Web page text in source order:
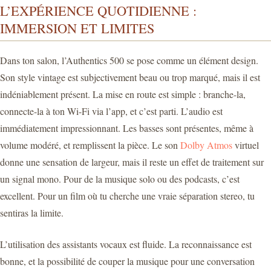
L’EXPÉRIENCE QUOTIDIENNE :
IMMERSION ET LIMITES
Dans ton salon, l’Authentics 500 se pose comme un élément design.
Son style vintage est subjectivement beau ou trop marqué, mais il est
indéniablement présent. La mise en route est simple : branche-la,
connecte-la à ton Wi-Fi via l’app, et c’est parti. L’audio est
immédiatement impressionnant. Les basses sont présentes, même à
volume modéré, et remplissent la pièce. Le sonDolby Atmosvirtuel
donne une sensation de largeur, mais il reste un effet de traitement sur
un signal mono. Pour de la musique solo ou des podcasts, c’est
excellent. Pour un film où tu cherche une vraie séparation stereo, tu
sentiras la limite.
L’utilisation des assistants vocaux est fluide. La reconnaissance est
bonne, et la possibilité de couper la musique pour une conversation